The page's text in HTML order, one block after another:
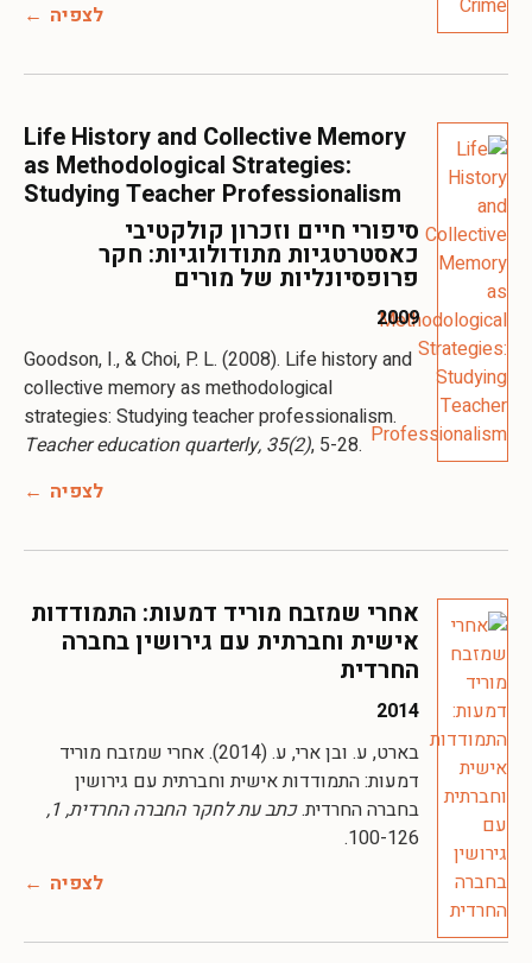
לצפיה
Life History and Collective Memory
as Methodological Strategies:
Studying Teacher Professionalism
סיפורי חיים וזכרון קולקטיבי
כאסטרטגיות מתודולוגיות: חקר
פרופסיונליות של מורים
2009
Goodson, I., & Choi, P. L. (2008). Life history and
collective memory as methodological
strategies: Studying teacher professionalism.
Teacher education quarterly, 35(2), 5-28.
לצפיה
אחרי שמזבח מוריד דמעות: התמודדות
אישית וחברתית עם גירושין בחברה
החרדית
2014
בארט, ע. ובן ארי, ע. (2014). אחרי שמזבח מוריד
דמעות: התמודדות אישית וחברתית עם גירושין
בחברה החרדית.כתב עת לחקר החברה החרדית, 1,
100-126.
לצפיה